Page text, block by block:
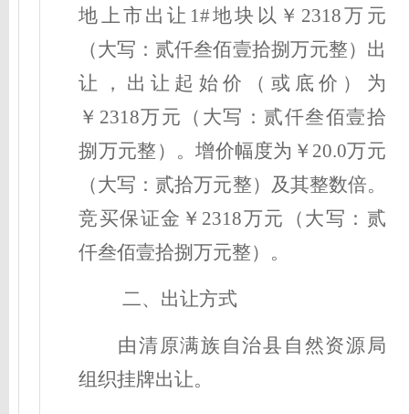
地上市出让1#地块 以 ￥ 2318万元
（大写： 贰仟叁佰壹拾捌万元整）出
让，出让起始价（或底价）为
￥ 2318万元（大写： 贰仟叁佰壹拾
捌 万元整）。增价幅度为￥ 20.0万元
（大写： 贰拾万元整）及其整数倍。
竞买保证金￥ 2318万元（大写： 贰
仟叁佰壹拾捌万元整）。
二、 出让方式
由清原满族自治县自然资源局
组织挂牌出让。